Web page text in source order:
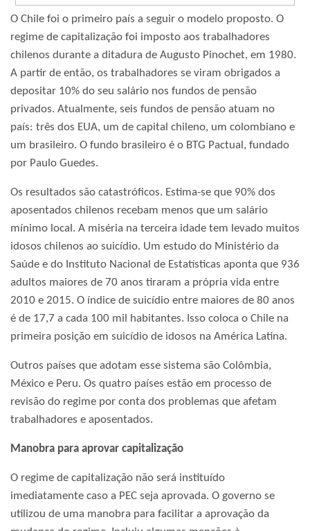
O Chile foi o primeiro país a seguir o modelo proposto. O
regime de capitalização foi imposto aos trabalhadores
chilenos durante a ditadura de Augusto Pinochet, em 1980.
A partir de então, os trabalhadores se viram obrigados a
depositar 10% do seu salário nos fundos de pensão
privados. Atualmente, seis fundos de pensão atuam no
país: três dos EUA, um de capital chileno, um colombiano e
um brasileiro. O fundo brasileiro é o BTG Pactual, fundado
por Paulo Guedes.
Os resultados são catastróficos. Estima-se que 90% dos
aposentados chilenos recebam menos que um salário
mínimo local. A miséria na terceira idade tem levado muitos
idosos chilenos ao suicídio. Um estudo do Ministério da
Saúde e do Instituto Nacional de Estatísticas aponta que 936
adultos maiores de 70 anos tiraram a própria vida entre
2010 e 2015. O índice de suicídio entre maiores de 80 anos
é de 17,7 a cada 100 mil habitantes. Isso coloca o Chile na
primeira posição em suicídio de idosos na América Latina.
Outros países que adotam esse sistema são Colômbia,
México e Peru. Os quatro países estão em processo de
revisão do regime por conta dos problemas que afetam
trabalhadores e aposentados.
Manobra para aprovar capitalização
O regime de capitalização não será instituído
imediatamente caso a PEC seja aprovada. O governo se
utilizou de uma manobra para facilitar a aprovação da